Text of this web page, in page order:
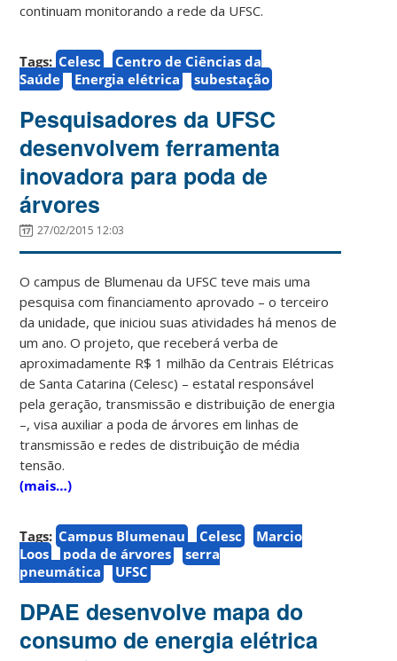
continuam monitorando a rede da UFSC.
Tags: Celesc
Centro de Ciências da
Saúde
Energia elétrica subestação
Pesquisadores da UFSC
desenvolvem ferramenta
inovadora para poda de
árvores
27/02/2015 12:03
O campus de Blumenau da UFSC teve mais uma
pesquisa com financiamento aprovado – o terceiro
da unidade, que iniciou suas atividades há menos de
um ano. O projeto, que receberá verba de
aproximadamente R$ 1 milhão da Centrais Elétricas
de Santa Catarina (Celesc) – estatal responsável
pela geração, transmissão e distribuição de energia
–, visa auxiliar a poda de árvores em linhas de
transmissão e redes de distribuição de média
tensão.
(mais…)
Tags: Campus Blumenau Celesc
Marcio
Loos
poda de árvores
serra
pneumática
UFSC
DPAE desenvolve mapa do
consumo de energia elétrica